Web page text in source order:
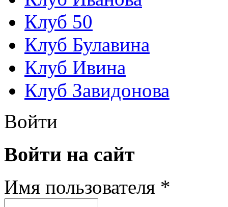
Клуб 50
Клуб Булавина
Клуб Ивина
Клуб Завидонова
Войти
Войти на сайт
Имя пользователя *